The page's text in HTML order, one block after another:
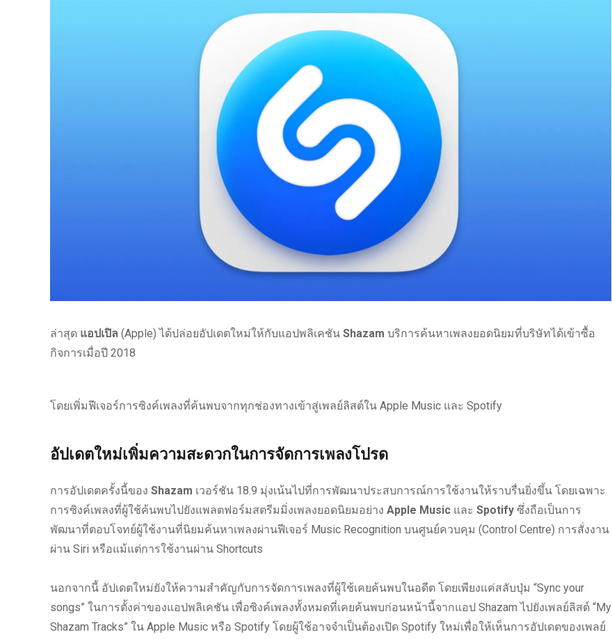
ล่าสุด แอปเปิล (Apple) ได้ปล่อยอัปเดตใหม่ให้กับแอปพลิเคชัน Shazam บริการค้นหาเพลงยอดนิยมที่บริษัทได้เข้าซื้อ
กิจการเมื่อปี 2018
โดยเพิ่มฟีเจอร์การซิงค์เพลงที่ค้นพบจากทุกช่องทางเข้าสู่เพลย์ลิสต์ใน Apple Music และ Spotify
อัปเดตใหม่เพิ่มความสะดวกในการจัดการเพลงโปรด
การอัปเดตครั้งนี้ของ Shazam เวอร์ชัน 18.9 มุ่งเน้นไปที่การพัฒนาประสบการณ์การใช้งานให้ราบรื่นยิ่งขึ้น โดยเฉพาะ
การซิงค์เพลงที่ผู้ใช้ค้นพบไปยังแพลตฟอร์มสตรีมมิ่งเพลงยอดนิยมอย่าง Apple Music และ Spotify ซึ่งถือเป็นการ
พัฒนาที่ตอบโจทย์ผู้ใช้งานที่นิยมค้นหาเพลงผ่านฟีเจอร์ Music Recognition บนศูนย์ควบคุม (Control Centre) การสั่งงาน
ผ่าน Siri หรือแม้แต่การใช้งานผ่าน Shortcuts
นอกจากนี้ อัปเดตใหม่ยังให้ความสำคัญกับการจัดการเพลงที่ผู้ใช้เคยค้นพบในอดีต โดยเพียงแค่สลับปุ่ม “Sync your
songs” ในการตั้งค่าของแอปพลิเคชัน เพื่อซิงค์เพลงทั้งหมดที่เคยค้นพบก่อนหน้านี้จากแอป Shazam ไปยังเพลย์ลิสต์ “My
Shazam Tracks” ใน Apple Music หรือ Spotify โดยผู้ใช้อาจจำเป็นต้องเปิด Spotify ใหม่เพื่อให้เห็นการอัปเดตของเพลย์